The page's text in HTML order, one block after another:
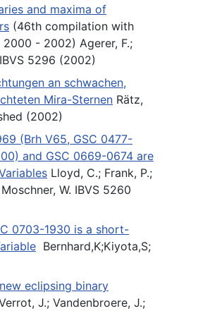
and maxima of
(46th compilation with
- 2002) Agerer, F.;
5296 (2002)
an schwachen,
Mira-Sternen Rätz,
(2002)
(Brh V65, GSC 0477-
and GSC 0669-0674 are
Lloyd, C.; Frank, P.;
W. IBVS 5260
0703-1930 is a short-
Bernhard,K;Kiyota,S;
eclipsing binary
J.; Vandenbroere, J.;